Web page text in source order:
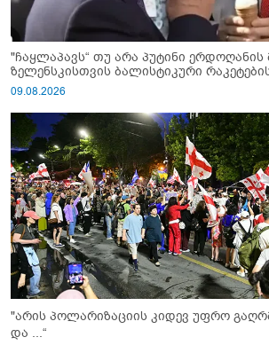
"ჩაყლაპავს“ თუ არა პუტინი ერდოღანის
ზელენსკისთვის ბალისტიკური
09.08.2026
"არის პოლარიზაციის კიდევ უფრო
და ...“